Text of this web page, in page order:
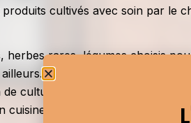
cultivés avec soin par le
herbes rares, légumes choisis
Et dès cet automne, une
culture à neuf mois et
cuisine.